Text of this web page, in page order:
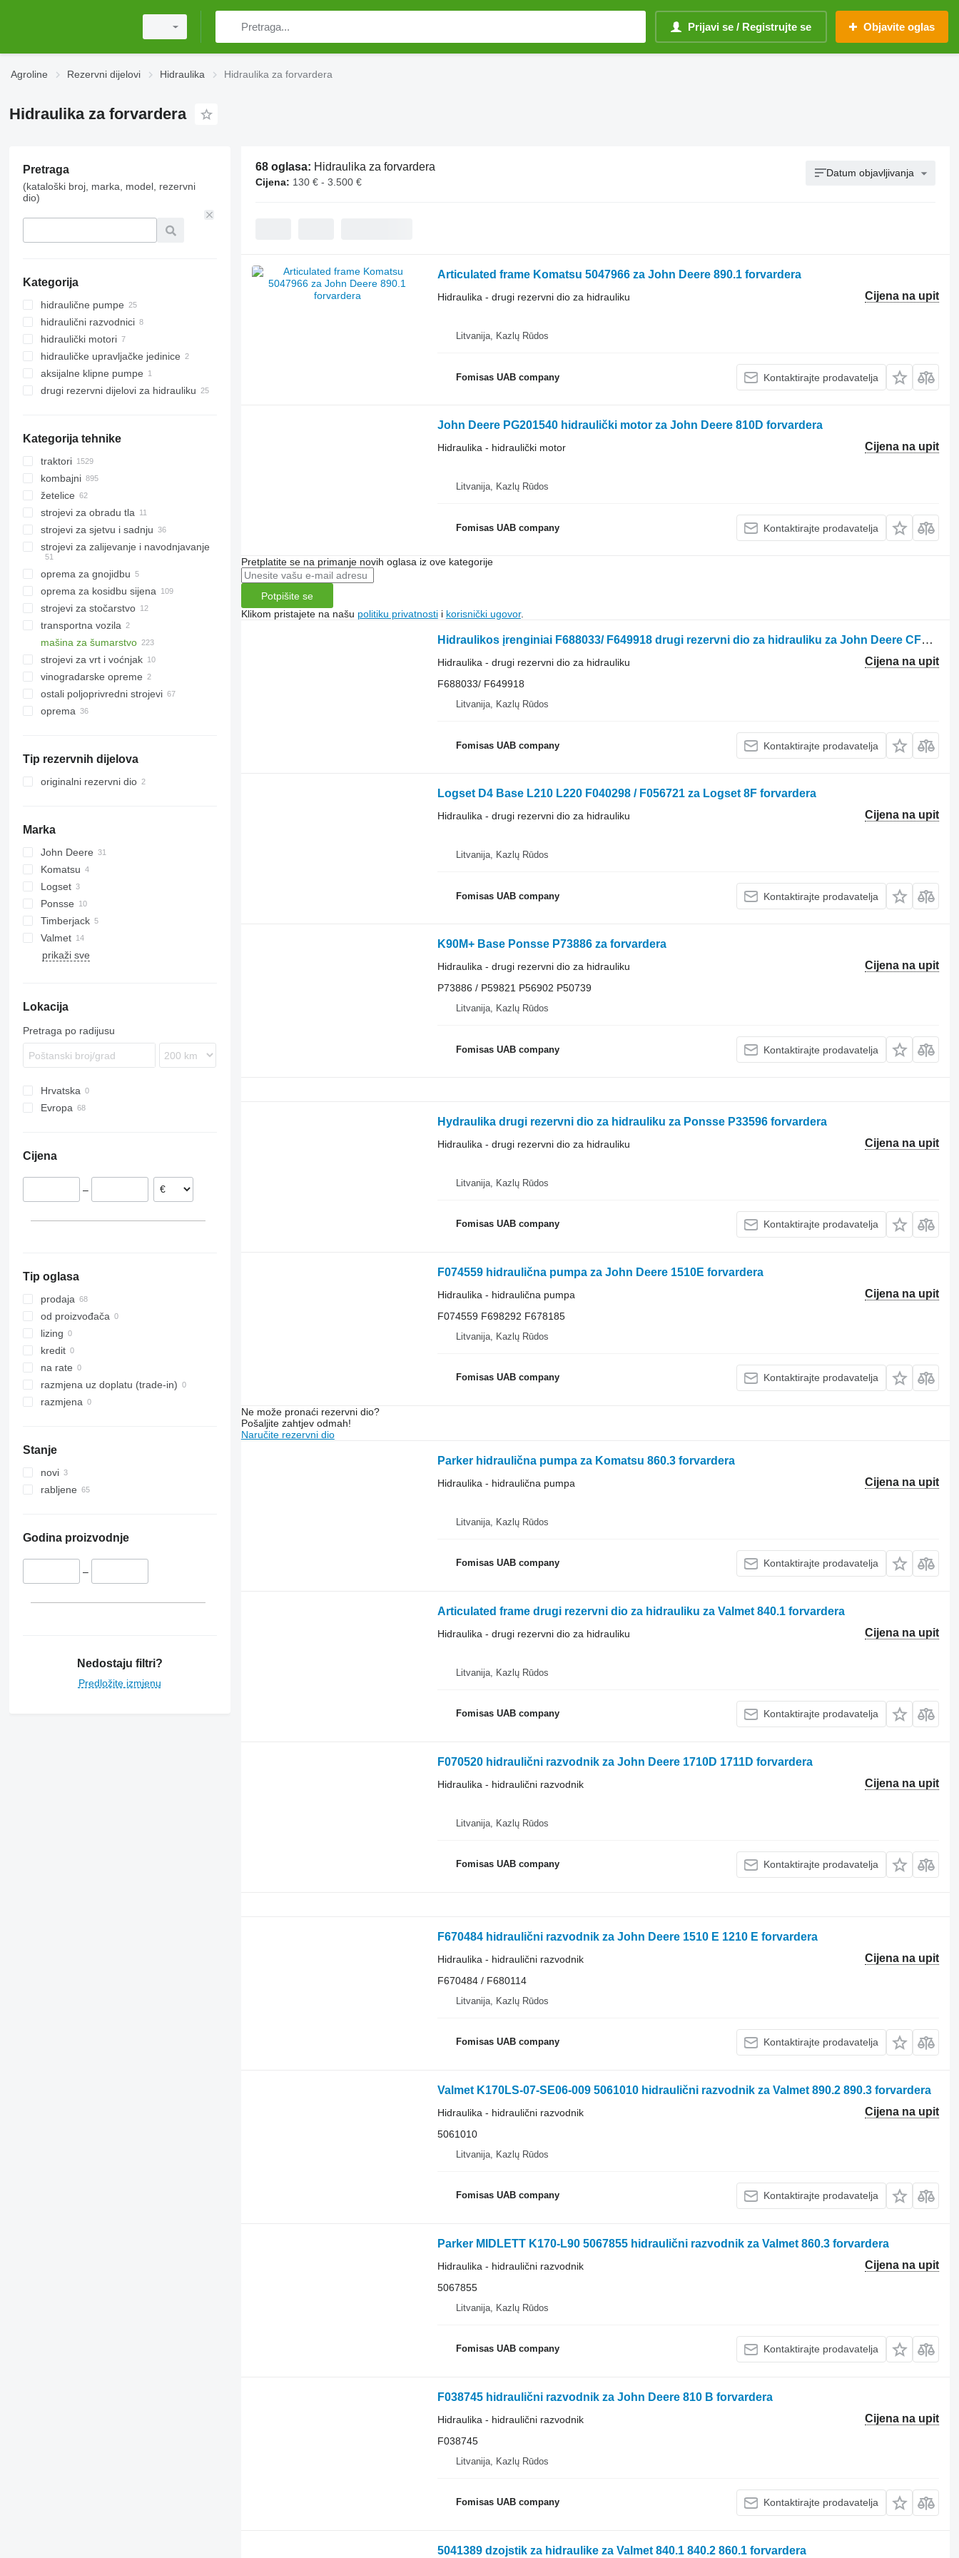
Prijavi se / Registrujte se Objavite oglas
Agroline Rezervni dijelovi Hidraulika Hidraulika za forvardera
Hidraulika za forvardera
Pretraga
(kataloški broj, marka, model, rezervni
dio)
Kategorija
hidraulične pumpe
hidraulični razvodnici
hidraulički motori
hidrauličke upravljačke jedinice
aksijalne klipne pumpe
drugi rezervni dijelovi za hidrauliku
Kategorija tehnike
traktori
mini traktori
traktori gusjeničari
traktori na kotačima
kombajni
kombajni za pamuk
kombajni za repu
kombajni za žito
krmni kombajni
žetelice
adapteri za žito
roto-žetelice
žetelice za kukuruz
strojevi za obradu tla
drljače
kultivatori
strojevi za sjetvu i sadnju
strojevi za zaliјеvanje i navodnjavanje
sustavi za navodnjavanje
oprema za gnojidbu
rasipači umjetnog gnojiva
oprema za kosidbu sijena
kosilice
poljoprivredni utovarivači
prevrtači sijena
sakupljači sijena
samoutovarne prikolice
strojevi za stočarstvo
strojevi za stočarstvo
mješaone stočne hrane
samohodne mješaone
transportna vozila
mašina za šumarstvo
drobilice za drvo
šumarski traktori
forvarderi
harvesteri
strojevi za vrt i voćnjak
trimeri za travu
traktori kosilice
vinogradarske opreme
ostali poljoprivredni strojevi
oprema
prednji traktorski utovarivači
oprema za šumarstvo
Tip rezervnih dijelova
originalni rezervni dio
Marka
John Deere
810
1110
1210
1270
1470
1510 E
Komatsu
Logset
Ponsse
Buffalo
Elk
Wisent
Timberjack
810
1210
Valmet
840
prikaži sve
Lokacija
Pretraga po radijusu
Hrvatska
Evropa
Cijena
–
Tip oglasa
prodaja
od proizvođača
lizing
kredit
na rate
razmjena uz doplatu (trade-in)
razmjena
Stanje
novi
rabljene
Godina proizvodnje
–
Nedostaju filtri?
Predložite izmjenu
68 oglasa: Hidraulika za forvardera
Cijena: 130 € - 3.500 €
Datum objavljivanja
Articulated frame Komatsu 5047966 za John Deere 890.1 forvardera
Cijena na upit
Hidraulika - drugi rezervni dio za hidrauliku
Litvanija, Kazlų Rūdos
Fomisas UAB company Kontaktirajte prodavatelja
John Deere PG201540 hidraulički motor za John Deere 810D forvardera
Cijena na upit
Hidraulika - hidraulički motor
Litvanija, Kazlų Rūdos
Fomisas UAB company Kontaktirajte prodavatelja
Pretplatite se na primanje novih oglasa iz ove kategorije
Potpišite se
Klikom pristajete na našu politiku privatnostii korisnički ugovor.
Hidraulikos įrenginiai F688033/ F649918 drugi rezervni dio za hidrauliku za John Deere CF5 E Base forvardera
Cijena na upit
Hidraulika - drugi rezervni dio za hidrauliku
F688033/ F649918
Litvanija, Kazlų Rūdos
Fomisas UAB company Kontaktirajte prodavatelja
Logset D4 Base L210 L220 F040298 / F056721 za Logset 8F forvardera
Cijena na upit
Hidraulika - drugi rezervni dio za hidrauliku
Litvanija, Kazlų Rūdos
Fomisas UAB company Kontaktirajte prodavatelja
K90M+ Base Ponsse P73886 za forvardera
Cijena na upit
Hidraulika - drugi rezervni dio za hidrauliku
P73886 / P59821 P56902 P50739
Litvanija, Kazlų Rūdos
Fomisas UAB company Kontaktirajte prodavatelja
Hydraulika drugi rezervni dio za hidrauliku za Ponsse P33596 forvardera
Cijena na upit
Hidraulika - drugi rezervni dio za hidrauliku
Litvanija, Kazlų Rūdos
Fomisas UAB company Kontaktirajte prodavatelja
F074559 hidraulična pumpa za John Deere 1510E forvardera
Cijena na upit
Hidraulika - hidraulična pumpa
F074559 F698292 F678185
Litvanija, Kazlų Rūdos
Fomisas UAB company Kontaktirajte prodavatelja
Ne može pronaći rezervni dio?
Pošaljite zahtjev odmah!
Naručite rezervni dio
Parker hidraulična pumpa za Komatsu 860.3 forvardera
Cijena na upit
Hidraulika - hidraulična pumpa
Litvanija, Kazlų Rūdos
Fomisas UAB company Kontaktirajte prodavatelja
Articulated frame drugi rezervni dio za hidrauliku za Valmet 840.1 forvardera
Cijena na upit
Hidraulika - drugi rezervni dio za hidrauliku
Litvanija, Kazlų Rūdos
Fomisas UAB company Kontaktirajte prodavatelja
F070520 hidraulični razvodnik za John Deere 1710D 1711D forvardera
Cijena na upit
Hidraulika - hidraulični razvodnik
Litvanija, Kazlų Rūdos
Fomisas UAB company Kontaktirajte prodavatelja
F670484 hidraulični razvodnik za John Deere 1510 E 1210 E forvardera
Cijena na upit
Hidraulika - hidraulični razvodnik
F670484 / F680114
Litvanija, Kazlų Rūdos
Fomisas UAB company Kontaktirajte prodavatelja
Valmet K170LS-07-SE06-009 5061010 hidraulični razvodnik za Valmet 890.2 890.3 forvardera
Cijena na upit
Hidraulika - hidraulični razvodnik
5061010
Litvanija, Kazlų Rūdos
Fomisas UAB company Kontaktirajte prodavatelja
Parker MIDLETT K170-L90 5067855 hidraulični razvodnik za Valmet 860.3 forvardera
Cijena na upit
Hidraulika - hidraulični razvodnik
5067855
Litvanija, Kazlų Rūdos
Fomisas UAB company Kontaktirajte prodavatelja
F038745 hidraulični razvodnik za John Deere 810 B forvardera
Cijena na upit
Hidraulika - hidraulični razvodnik
F038745
Litvanija, Kazlų Rūdos
Fomisas UAB company Kontaktirajte prodavatelja
5041389 dzojstik za hidraulike za Valmet 840.1 840.2 860.1 forvardera